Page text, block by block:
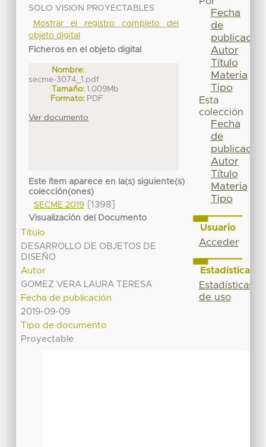
SOLO VISION PROYECTABLES
Mostrar el registro completo del
objeto digital
Ficheros en el objeto digital
Nombre:
secme-3074_1.pdf
Tamaño: 1.009Mb
Formato: PDF
Ver documento
Este ítem aparece en la(s) siguiente(s)
colección(ones)
SECME 2019
[1398]
Visualización del Documento
Título
DESARROLLO DE OBJETOS DE
DISEÑO
Autor
GOMEZ VERA LAURA TERESA
Fecha de publicación
2019-09-09
Tipo de documento
Proyectable
Fecha
de
publicación
Autor
Título
Materia
Tipo
Esta
colección
Fecha
de
publicación
Autor
Título
Materia
Tipo
Usuario
Acceder
Estadísticas
Estadísticas
de uso